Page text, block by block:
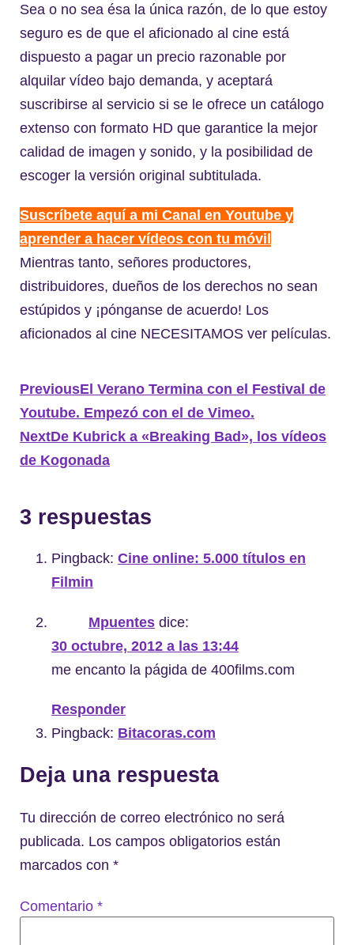
Sea o no sea ésa la única razón, de lo que estoy
seguro es de que el aficionado al cine está
dispuesto a pagar un precio razonable por
alquilar vídeo bajo demanda, y aceptará
suscribirse al servicio si se le ofrece un catálogo
extenso con formato HD que garantice la mejor
calidad de imagen y sonido, y la posibilidad de
escoger la versión original subtitulada.
Suscríbete aquí a mi Canal en Youtube y
aprender a hacer vídeos con tu móvil
Mientras tanto, señores productores,
distribuidores, dueños de los derechos no sean
estúpidos y ¡pónganse de acuerdo! Los
aficionados al cine NECESITAMOS ver películas.
PreviousEl Verano Termina con el Festival de
Youtube. Empezó con el de Vimeo.
NextDe Kubrick a «Breaking Bad», los vídeos
de Kogonada
3 respuestas
Pingback: Cine online: 5.000 títulos en
Filmin
Mpuentes dice:
30 octubre, 2012 a las 13:44
me encanto la págida de 400films.com
Responder
Pingback: Bitacoras.com
Deja una respuesta
Tu dirección de correo electrónico no será
publicada. Los campos obligatorios están
marcados con *
Comentario *